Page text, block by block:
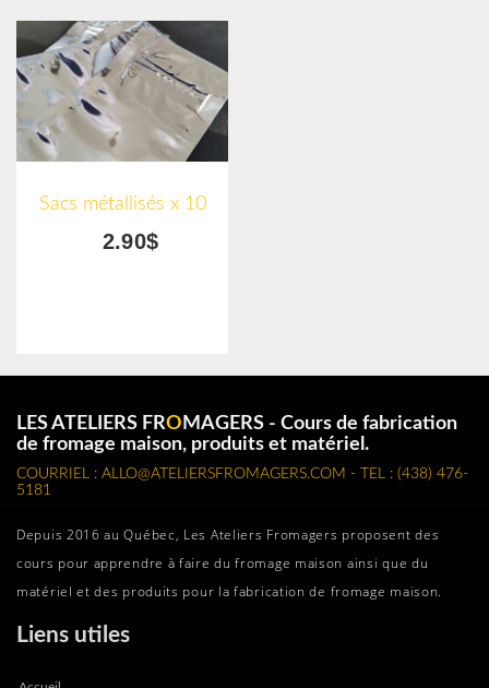
Sacs métallisés x 10
2.90$
LES ATELIERS FRO MAGERS - Cours de fabrication
de fromage maison, produits et matériel.
COURRIEL : ALLO@ATELIERSFROMAGERS.COM - TEL : (438) 476-
5181
Depuis 2016 au Québec, Les Ateliers Fromagers proposent des
cours pour apprendre à faire du fromage maison ainsi que du
matériel et des produits pour la fabrication de fromage maison.
Liens utiles